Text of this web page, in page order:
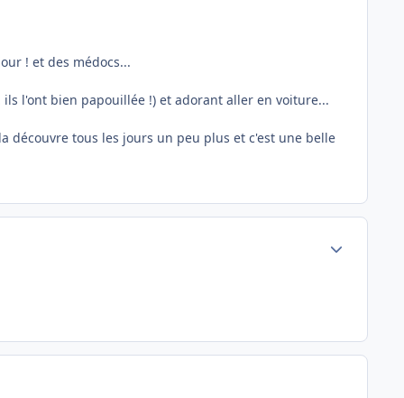
! et des médocs...
l'ont bien papouillée !) et adorant aller en voiture...
découvre tous les jours un peu plus et c'est une belle